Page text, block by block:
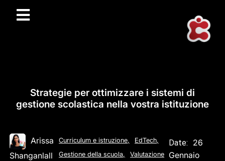
Strategie per ottimizzare i sistemi di
gestione scolastica nella vostra istituzione
Arissa
Shanganlall
Curriculum e istruzione, EdTech,
Gestione della scuola, Valutazione
Date:
26
Gennaio